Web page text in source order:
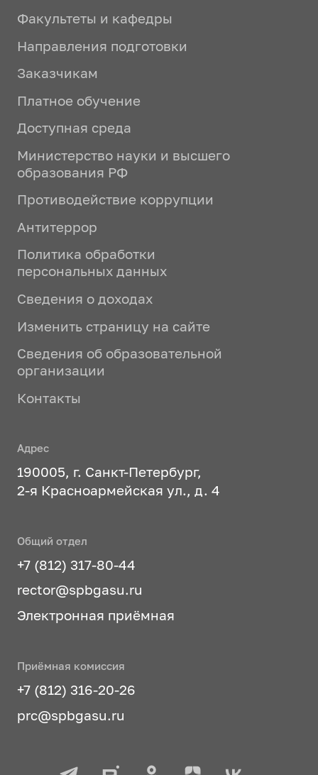
Факультеты и кафедры
Направления подготовки
Заказчикам
Платное обучение
Доступная среда
Министерство науки и высшего
образования РФ
Противодействие коррупции
Антитеррор
Политика обработки
персональных данных
Сведения о доходах
Изменить страницу на сайте
Сведения об образовательной
организации
Контакты
Адрес
190005, г. Санкт-Петербург,
2-я Красноармейская ул., д. 4
Общий отдел
+7 (812) 317-80-44
rector@spbgasu.ru
Электронная приёмная
Приёмная комиссия
+7 (812) 316-20-26
prc@spbgasu.ru